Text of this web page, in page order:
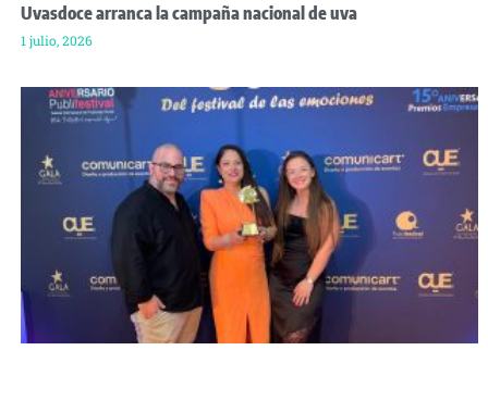
Uvasdoce arranca la campaña nacional de uva
1 julio, 2026